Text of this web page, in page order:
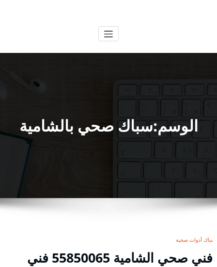
الوسم:سباك صحي بالشامية
سباك أدوات صحية
فني صحي الشامية 55850065 فني